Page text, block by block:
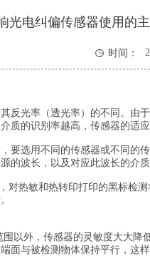
光电纠偏传感器使用的
 时间：
反光率（透光率）的不同。由
质的识别率越高，传感器的适应
要选用不同的传感器或不同的
的波长，以及对应此波长的介质
对热敏和热转印打印的黑标检
以外，传感器的灵敏度大大
面与被检测物体保持平行，这